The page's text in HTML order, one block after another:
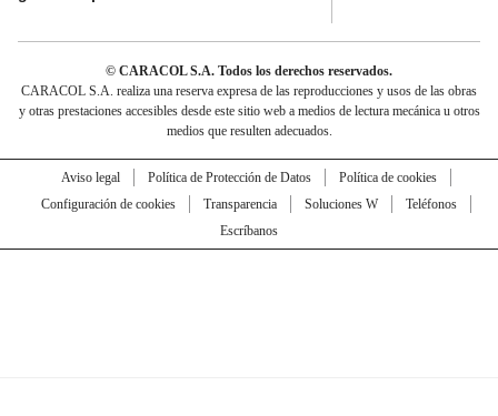
© CARACOL S.A. Todos los derechos reservados.
CARACOL S.A. realiza una reserva expresa de las reproducciones y usos de las obras
y otras prestaciones accesibles desde este sitio web a medios de lectura mecánica u otros
medios que resulten adecuados.
Aviso legal Política de Protección de Datos
Política de cookies
Configuración de cookies
Transparencia Soluciones W
Teléfonos
Escríbanos